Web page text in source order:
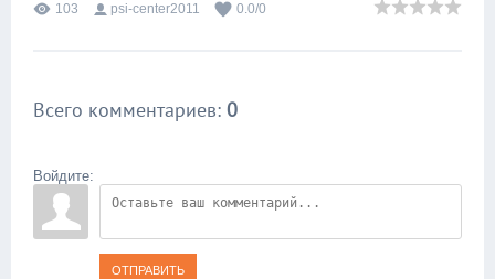
103 psi-center2011 0.0/0
Всего комментариев: 0
Войдите:
ОТПРАВИТЬ